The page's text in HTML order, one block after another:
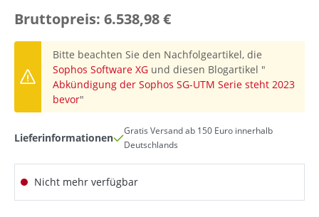
Bruttopreis: 6.538,98 €
Bitte beachten Sie den Nachfolgeartikel, die
Sophos Software XG und diesen Blogartikel "
Abkündigung der Sophos SG-UTM Serie steht 2023
bevor"
Lieferinformationen
Gratis Versand ab 150 Euro innerhalb
Deutschlands
Nicht mehr verfügbar